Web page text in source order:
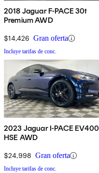
2018 Jaguar F-PACE 30t
Premium AWD
$14,426 Gran oferta
Incluye tarifas de conc.
2023 Jaguar I-PACE EV400
HSE AWD
$24,998 Gran oferta
Incluye tarifas de conc.